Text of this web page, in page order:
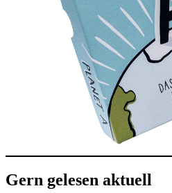
Gern gelesen aktuell